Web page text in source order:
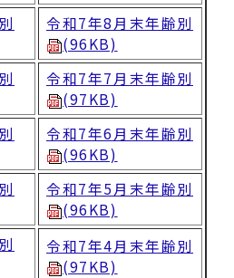
令和7年8月末年齢別
(96KB)
令和7年7月末年齢別
(97KB)
令和7年6月末年齢別
(96KB)
令和7年5月末年齢別
(96KB)
令和7年4月末年齢別
(97KB)